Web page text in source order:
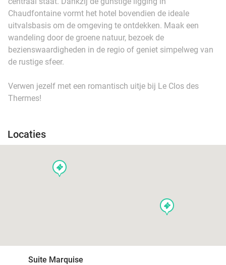
Chaudfontaine vormt het hotel bovendien de ideale
uitvalsbasis om de omgeving te ontdekken. Maak een
wandeling door de groene natuur, bezoek de
bezienswaardigheden in de regio of geniet simpelweg van
de rustige sfeer.
Verwen jezelf met een romantisch uitje bij Le Clos des
Thermes!
Locaties
events
events
Suite Marquise